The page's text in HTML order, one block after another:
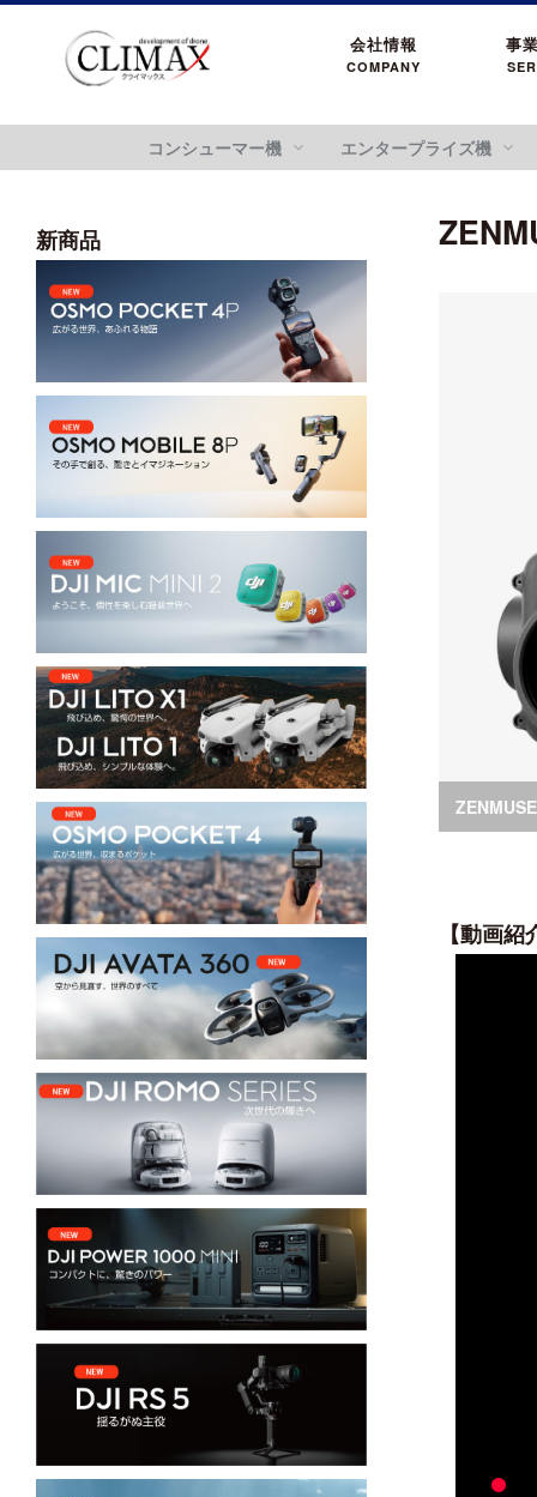
会社情報
COMPANY
事
コンシューマー機
Mavic シリーズ
DJI MAVIC 4 PRO
Air シリーズ
DJI AIR 3S
Mini シリーズ
DJI MINI 5 Pro
DJI MINI 4 Pro
DJI MINI 3
DJI MINI 4K
DJI LITO シリーズ
DJI LITO X1
DJI LITO 1
DJI
エンタープライズ機
DJI MATRICE シリーズ
DJI MATRICE 400
DJI MATRICE 4 SERIES
DJI MATRICE 350 RTK
MATRICE 30 SERIES
MAVIC 3 ENTERPRISE シリーズ
DJI FLYCART 100
DJI FLYCART 30
ciRobotics R-10
ciDrone Hi-1
ciDrone TR-22
OSMO POCKETシリー
ズ
OSMO POCKET 4P
OSMO POCKET 4
OSMO POCKET 3
DJI POCKET 2
OSMO MOBILEシリー
ズ
OSMO MOBILE 8P
OSMO MOBILE 8
OSMO MOBILE 7シリーズ
OSMO MOBILE 6
OSMO MOBILE SE
DJI ACTION シリーズ
OSMO ACTION 6
OSMO ACTION 5 PRO
OSMO ACTION 4
DJI ACTION 2
DJI OSMO 360
OSMO 360
DJI NANO
ROMO シリーズ
DJI MROMO P
DJI ROMO A / DJI ROMO S
CHASING
CHASING M2
CHASING M2 PRO
アクセサリー
登録記号ステッカー
AEROENTRY AERO-D-X1 外付型リモートID
【動画紹
新商品